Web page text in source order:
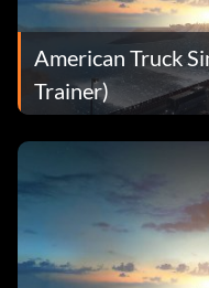
American Truck
Trainer)